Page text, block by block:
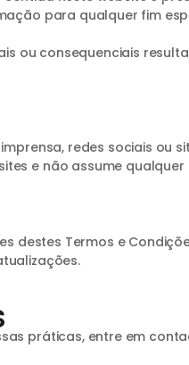
para qualquer fim
ou consequenciais
redes sociais ou
e não assume
Termos e
práticas, entre em